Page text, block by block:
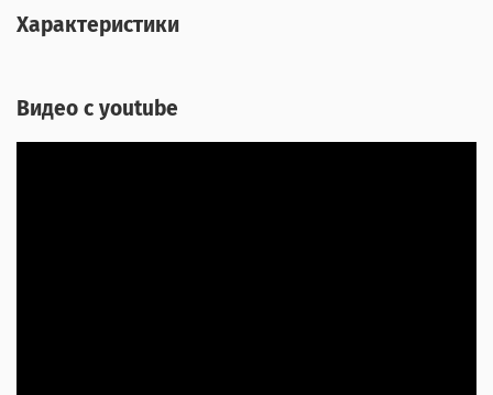
Характеристики
Видео с youtube